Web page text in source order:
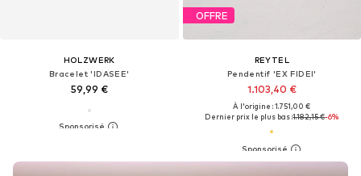
HOLZWERK
Bracelet 'IDASEE'
59,99 €
OFFRE
REYTEL
Pendentif 'EX FIDEI'
1.103,40 €
À l'origine : 1.751,00 €
Dernier prix le plus bas :1.182,15 €-6%